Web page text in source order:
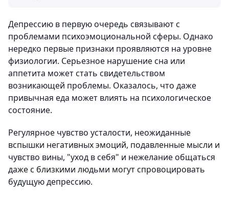
Депрессию в первую очередь связывают с
проблемами психоэмоциональной сферы. Однако
нередко первые признаки проявляются на уровне
физиологии. Серьезное нарушение сна или
аппетита может стать свидетельством
возникающей проблемы. Оказалось, что даже
привычная еда может влиять на психологическое
состояние.
Регулярное чувство усталости, неожиданные
вспышки негативных эмоций, подавленные мысли и
чувство вины, "уход в себя" и нежелание общаться
даже с близкими людьми могут спровоцировать
будущую депрессию.